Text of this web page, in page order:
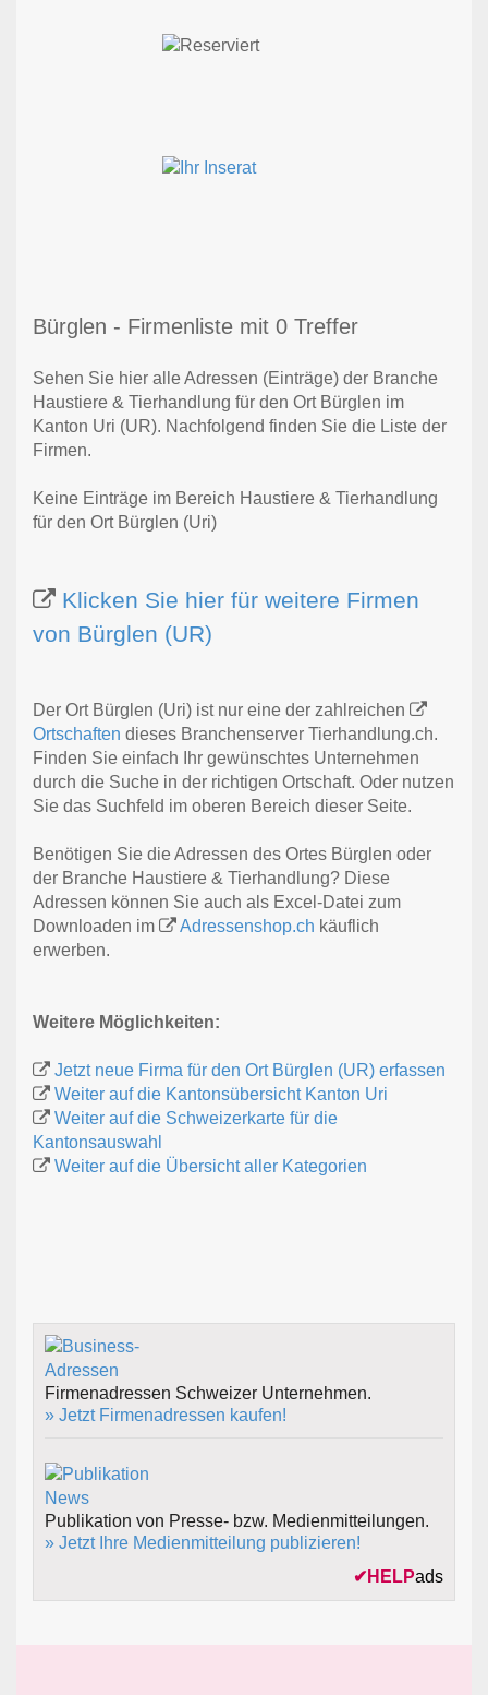
Bürglen - Firmenliste mit 0 Treffer
Sehen Sie hier alle Adressen (Einträge) der Branche
Haustiere & Tierhandlung für den Ort Bürglen im
Kanton Uri (UR). Nachfolgend finden Sie die Liste der
Firmen.
Keine Einträge im Bereich Haustiere & Tierhandlung
für den Ort Bürglen (Uri)
Klicken Sie hier für weitere Firmen
von Bürglen (UR)
Der Ort Bürglen (Uri) ist nur eine der zahlreichen
Ortschaften dieses Branchenserver Tierhandlung.ch.
Finden Sie einfach Ihr gewünschtes Unternehmen
durch die Suche in der richtigen Ortschaft. Oder nutzen
Sie das Suchfeld im oberen Bereich dieser Seite.
Benötigen Sie die Adressen des Ortes Bürglen oder
der Branche Haustiere & Tierhandlung? Diese
Adressen können Sie auch als Excel-Datei zum
Downloaden im
Adressenshop.ch käuflich
erwerben.
Weitere Möglichkeiten:
Jetzt neue Firma für den Ort Bürglen (UR) erfassen
Weiter auf die Kantonsübersicht Kanton Uri
Weiter auf die Schweizerkarte für die
Kantonsauswahl
Weiter auf die Übersicht aller Kategorien
Firmenadressen Schweizer Unternehmen.
» Jetzt Firmenadressen kaufen!
Publikation von Presse- bzw. Medienmitteilungen.
» Jetzt Ihre Medienmitteilung publizieren!
✔ HELPads